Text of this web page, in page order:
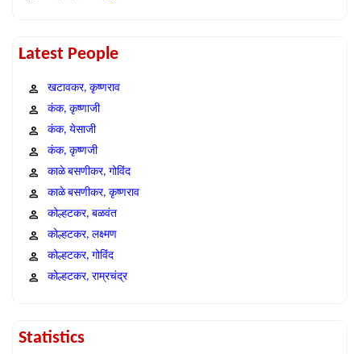
Latest People
खटावकर, कृष्णराव
कंक, कृष्णाजी
कंक, येसाजी
कंक, कृष्णजी
काळे बसणीकर, गोविंद
काळे बसणीकर, कृष्णराव
कोल्हटकर, बळवंत
कोल्हटकर, लक्ष्मण
कोल्हटकर, गोविंद
कोल्हटकर, राम्रचंद्र
Statistics